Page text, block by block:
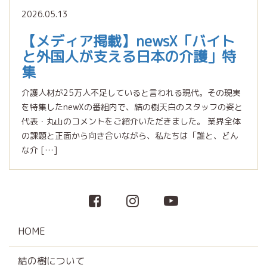
2026.05.13
【メディア掲載】newsX「バイト
と外国人が支える日本の介護」特
集
介護人材が25万人不足していると言われる現代。その現実
を特集したnewXの番組内で、結の樹天白のスタッフの姿と
代表・丸山のコメントをご紹介いただきました。 業界全体
の課題と正面から向き合いながら、私たちは「誰と、どん
な介 […]
HOME
結の樹について